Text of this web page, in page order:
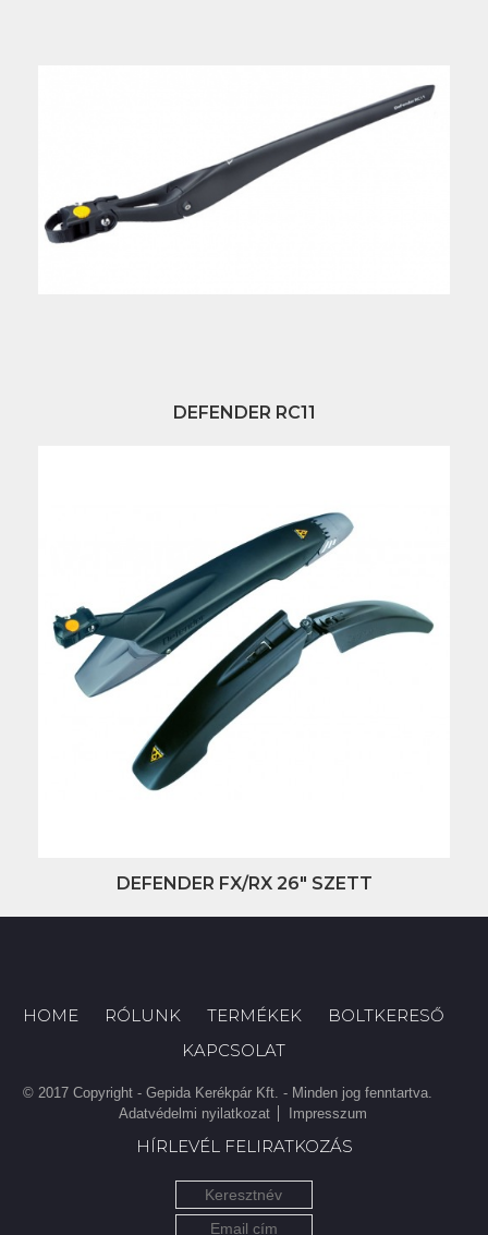
DEFENDER RC11
DEFENDER FX/RX 26" SZETT
HOME RÓLUNK TERMÉKEK
BOLTKERESŐ
KAPCSOLAT
© 2017 Copyright - Gepida Kerékpár Kft. - Minden jog fenntartva.
Adatvédelmi nyilatkozat
Impresszum
HÍRLEVÉL FELIRATKOZÁS